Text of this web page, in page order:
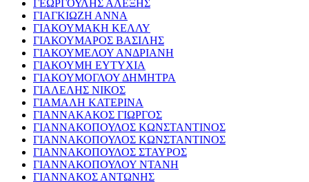
ΓΕΩΡΓΟΥΛΗΣ ΑΛΕΞΗΣ
ΓΙΑΓΚΙΩΖΗ ΑΝΝΑ
ΓΙΑΚΟΥΜΑΚΗ ΚΕΛΛΥ
ΓΙΑΚΟΥΜΑΡΟΣ ΒΑΣΙΛΗΣ
ΓΙΑΚΟΥΜΕΛΟΥ ΑΝΔΡΙΑΝΗ
ΓΙΑΚΟΥΜΗ ΕΥΤΥΧΙΑ
ΓΙΑΚΟΥΜΟΓΛΟΥ ΔΗΜΗΤΡΑ
ΓΙΑΛΕΛΗΣ ΝΙΚΟΣ
ΓΙΑΜΑΛΗ ΚΑΤΕΡΙΝΑ
ΓΙΑΝΝΑΚΑΚΟΣ ΓΙΩΡΓΟΣ
ΓΙΑΝΝΑΚΟΠΟΥΛΟΣ ΚΩΝΣΤΑΝΤΙΝΟΣ
ΓΙΑΝΝΑΚΟΠΟΥΛΟΣ ΚΩΝΣΤΑΝΤΙΝΟΣ
ΓΙΑΝΝΑΚΟΠΟΥΛΟΣ ΣΤΑΥΡΟΣ
ΓΙΑΝΝΑΚΟΠΟΥΛΟΥ ΝΤΑΝΗ
ΓΙΑΝΝΑΚΟΣ ΑΝΤΩΝΗΣ